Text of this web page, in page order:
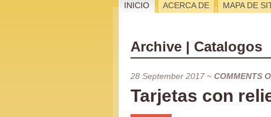
INICIO ACERCA DE MAPA DE
Archive | Catalogos
28 September 2017 ~ COMMENTS
Tarjetas con